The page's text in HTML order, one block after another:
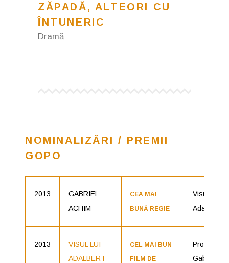
ZĂPADĂ, ALTEORI CU
ÎNTUNERIC
Dramă
NOMINALIZĂRI / PREMII
GOPO
2013
GABRIEL
ACHIM
CEA MAI
BUNĂ REGIE
Visul lui
Adalbert
2013
VISUL LUI
ADALBERT
CEL MAI BUN
FILM DE
Gabriel